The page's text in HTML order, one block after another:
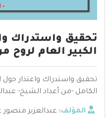
تحقيق واستدراك
الكبير العام لروح
تحقيق واستدراك واعتذار حول
الكامل -من أعداد الشيخ-
المؤلف: عبدالعزيز منصور